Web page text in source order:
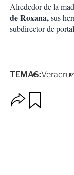
Alrededor de la
de Roxana,sus
subdirector de
TEMAS:Veracruz